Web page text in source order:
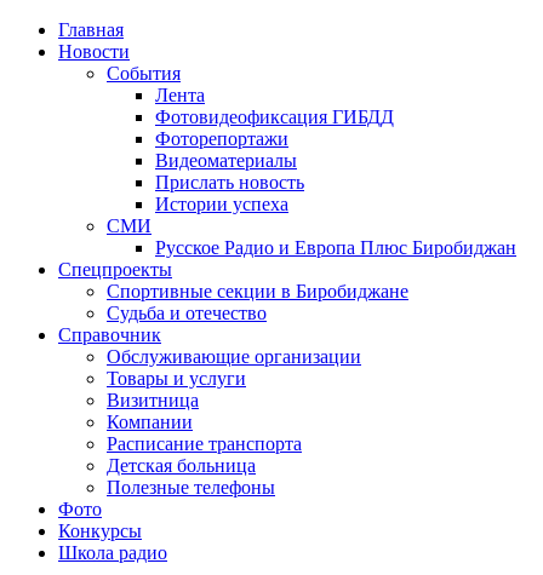
Главная
Новости
События
Лента
Фотовидеофиксация ГИБДД
Фоторепортажи
Видеоматериалы
Прислать новость
Истории успеха
СМИ
Русское Радио и Европа Плюс Биробиджан
Спецпроекты
Спортивные секции в Биробиджане
Судьба и отечество
Справочник
Обслуживающие организации
Товары и услуги
Визитница
Компании
Расписание транспорта
Детская больница
Полезные телефоны
Фото
Конкурсы
Школа радио